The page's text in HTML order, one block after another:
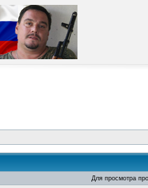
Для просмотра